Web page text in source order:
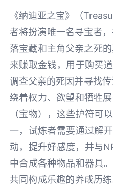
《纳迪亚之宝》（
者将扮演唯一名寻宝者
落宝藏和主角父亲之死
来赚取金钱，用于购买
调查父亲的死因并寻找
绕着权力、欲望和牺牲
（宝物），这些护符可
一，试炼者需要通过解
动，提升好感度，并与
中合成各种物品和器具
共同构成乐趣的养成历